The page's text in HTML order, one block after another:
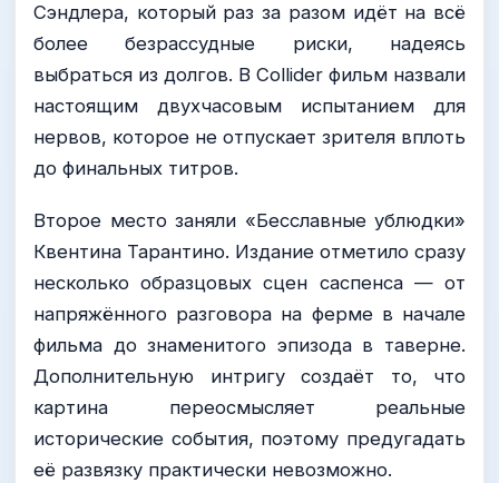
Сэндлера, который раз за разом идёт на всё
более безрассудные риски, надеясь
выбраться из долгов. В Collider фильм назвали
настоящим двухчасовым испытанием для
нервов, которое не отпускает зрителя вплоть
до финальных титров.
Второе место заняли «Бесславные ублюдки»
Квентина Тарантино. Издание отметило сразу
несколько образцовых сцен саспенса — от
напряжённого разговора на ферме в начале
фильма до знаменитого эпизода в таверне.
Дополнительную интригу создаёт то, что
картина переосмысляет реальные
исторические события, поэтому предугадать
её развязку практически невозможно.